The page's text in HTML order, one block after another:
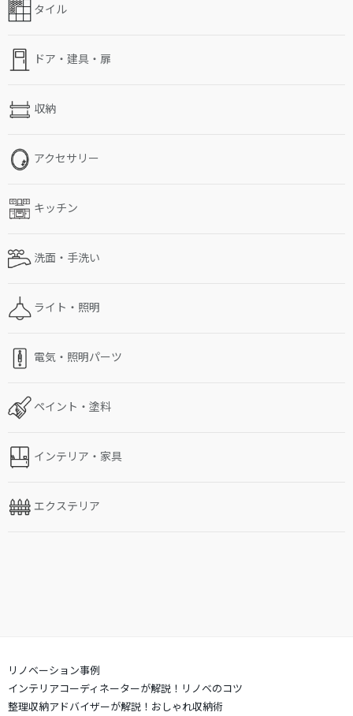
タイル
ドア・建具・扉
収納
アクセサリー
キッチン
洗面・手洗い
ライト・照明
電気・照明パーツ
ペイント・塗料
インテリア・家具
エクステリア
リノベーション事例
インテリアコーディネーターが解説！リノベのコツ
整理収納アドバイザーが解説！おしゃれ収納術